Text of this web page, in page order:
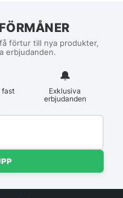
förtur till nya produkter,
erbjudanden.
fast
🔔
Exklusiva
erbjudanden